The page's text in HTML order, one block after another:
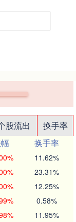
股流出
换手率
换手率
11.62%
23.31%
12.25%
0.58%
11.95%